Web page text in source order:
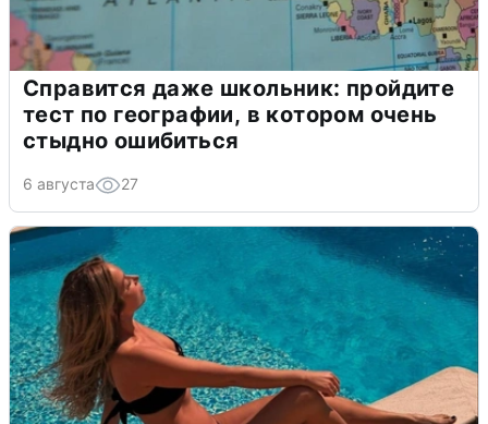
Справится даже школьник: пройдите
тест по географии, в котором очень
стыдно ошибиться
6 августа 27